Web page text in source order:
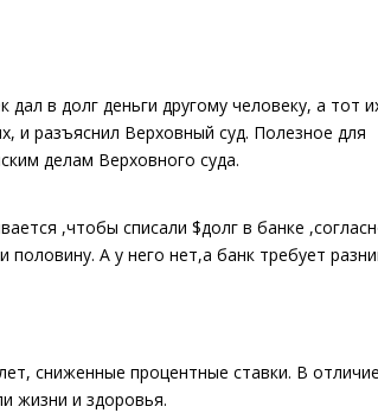
в долг деньги другому человеку, а тот
и разъяснил Верховный суд. Полезное для
делам Верховного суда.
,чтобы списали $долг в банке
половину. А у него нет,а банк требует
сниженные процентные ставки. В
жизни и здоровья.